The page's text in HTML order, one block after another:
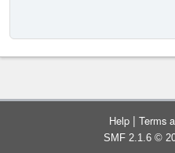
Help | Terms
SMF 2.1.6 ©